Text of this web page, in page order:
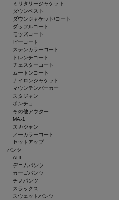
ミリタリージャケット
ダウンベスト
ダウンジャケット/コート
ダッフルコート
モッズコート
ピーコート
ステンカラーコート
トレンチコート
チェスターコート
ムートンコート
ナイロンジャケット
マウンテンパーカー
スタジャン
ポンチョ
その他アウター
MA-1
スカジャン
ノーカラーコート
セットアップ
パンツ
ALL
デニムパンツ
カーゴパンツ
チノパンツ
スラックス
スウェットパンツ